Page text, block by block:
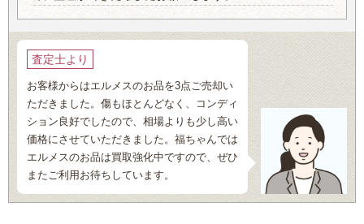
査定士より
お客様からはエルメスのお品を3点ご売却い
ただきました。傷もほとんどなく、コンディ
ション良好でしたので、相場よりも少し高い
価格にさせていただきました。福ちゃんでは
エルメスのお品は買取強化中ですので、ぜひ
またご利用お待ちしています。